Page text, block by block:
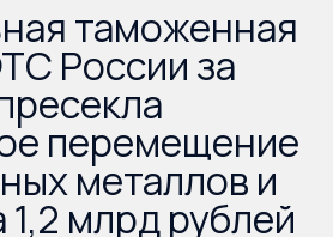
таможенная
России за
перемещение
металлов и
млрд рублей